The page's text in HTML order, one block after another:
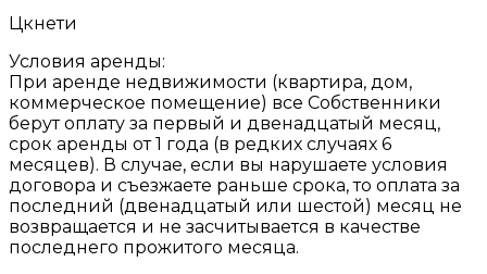
Цкнети
Условия аренды:
При аренде недвижимости (квартира, дом,
коммерческое помещение) все Собственники
берут оплату за первый и двенадцатый месяц,
срок аренды от 1 года (в редких случаях 6
месяцев). В случае, если вы нарушаете условия
договора и съезжаете раньше срока, то оплата за
последний (двенадцатый или шестой) месяц не
возвращается и не засчитывается в качестве
последнего прожитого месяца.